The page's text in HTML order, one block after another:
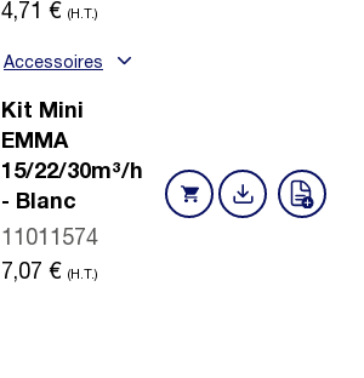
4,71 € (H.T.)
Accessoires
Kit Mini
EMMA
15/22/30m³/h
- Blanc
11011574
7,07 € (H.T.)